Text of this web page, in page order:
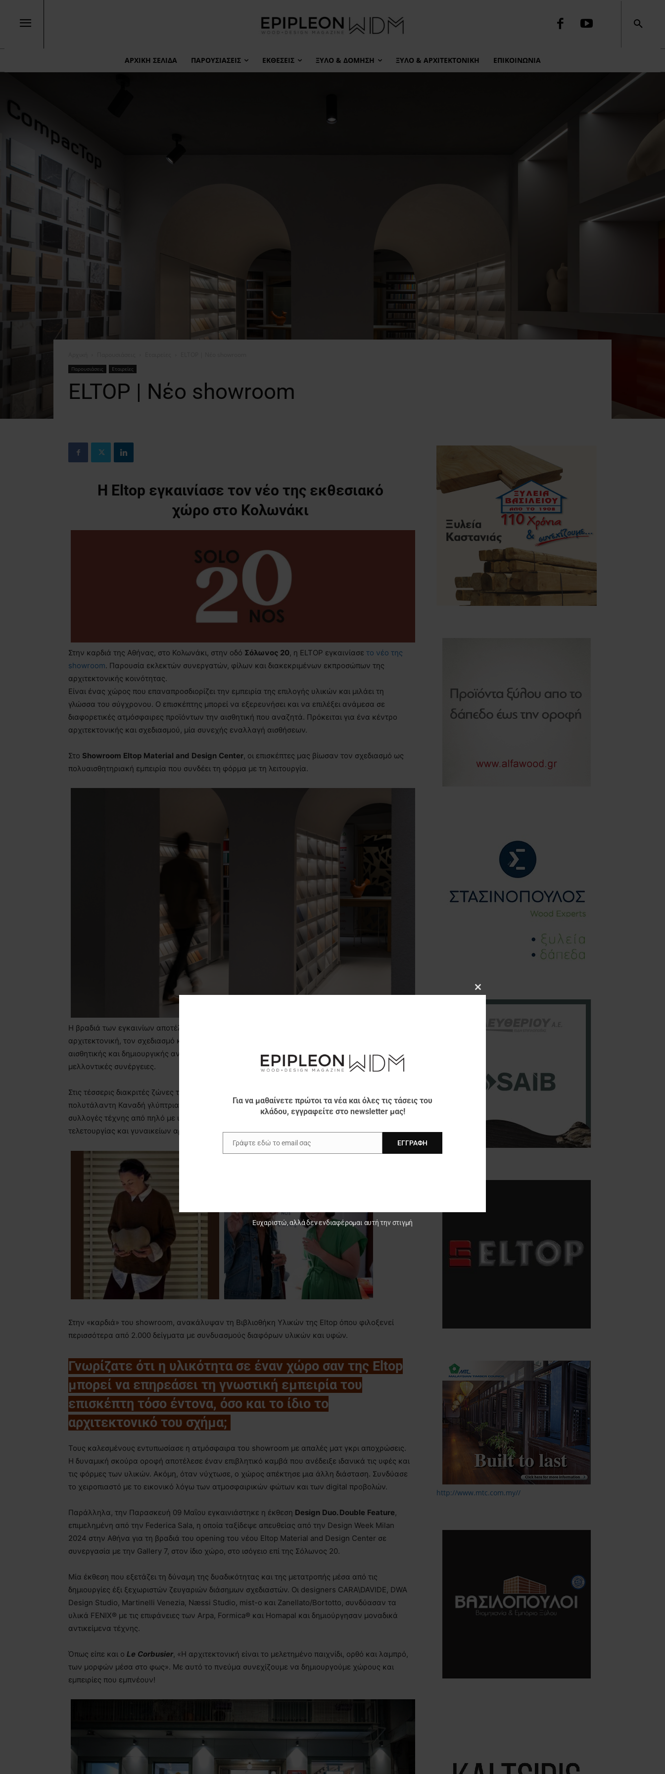
ΑΡΧΙΚΉ ΣΕΛΊΔΑ ΠΑΡΟΥΣΙΆΣΕΙΣ ΕΚΘΈΣΕΙΣ ΞΎΛΟ & ΔΌΜΗΣΗ ΞΎΛΟ & ΑΡΧΙΤΕΚΤΟΝΙΚΉ ΕΠΙΚΟΙΝΩΝΙΑ
Παρουσιάσεις Εταιρείες
ELTOP | Νέο showroom
Η Eltop εγκαινίασε τον νέο της εκθεσιακό
χώρο στο Κολωνάκι
Στην καρδιά της Αθήνας, στο Κολωνάκι, στην οδό Σόλωνος 20, η ELTOP εγκαινίασε το νέο της
showroom. Παρουσία εκλεκτών συνεργατών, φίλων και διακεκριμένων εκπροσώπων της
αρχιτεκτονικής κοινότητας.
Είναι ένας χώρος που επαναπροσδιορίζει την εμπειρία της επιλογής υλικών και μιλάει τη
γλώσσα του σύγχρονου. Ο επισκέπτης μπορεί να εξερευνήσει και να επιλέξει ανάμεσα σε
διαφορετικές ατμόσφαιρες προϊόντων την αισθητική που αναζητά. Πρόκειται για ένα κέντρο
αρχιτεκτονικής και σχεδιασμού, μία συνεχής εναλλαγή αισθήσεων.
Στο Showroom Eltop Material and Design Center, οι επισκέπτες μας βίωσαν τον σχεδιασμό ως
πολυαισθητηριακή εμπειρία που συνδέει τη φόρμα με τη λειτουργία.
Η βραδιά των εγκαινίων αποτέλεσε σημείο συνάντησης ανθρώπων με κοινό πάθος για την
αρχιτεκτονική, τον σχεδιασμό και τα καινοτόμα υλικά. Μέσα σε ένα περιβάλλον υψηλής
αισθητικής και δημιουργικής ανταλλαγής ιδεών, οι παρευρισκόμενοι όρισαν τις προϋποθέσεις για
μελλοντικές συνέργειες.
Στις τέσσερις διακριτές ζώνες του χώρου, οι επισκέπτες θαύμασαν πρώτα τον Icon Wall. Η
πολυτάλαντη Καναδή γλύπτρια
Patricia Bellπαρουσίασε επιμελημένες εποχιακές
συλλογές τέχνης από πηλό με υφάσματα και οργανικά στοιχεία με θέματα ταυτότητας,
τελετουργίας και γυναικείων αρχετύπων – μούσες, ηρωίδες και ιστορικές μορφές.
Στην «καρδιά» του showroom, ανακάλυψαν τη Βιβλιοθήκη Υλικών της Eltop όπου φιλοξενεί
περισσότερα από 2.000 δείγματα με συνδυασμούς διαφόρων υλικών και υφών.
Γνωρίζατε ότι η υλικότητα σε έναν χώρο σαν της Eltop
μπορεί να επηρεάσει τη γνωστική εμπειρία του
επισκέπτη τόσο έντονα, όσο και το ίδιο το
αρχιτεκτονικό του σχήμα;
Τους καλεσμένους εντυπωσίασε η ατμόσφαιρα του showroom με απαλές ματ γκρι αποχρώσεις.
Η δυναμική σκούρα οροφή αποτέλεσε έναν επιβλητικό καμβά που ανέδειξε ιδανικά τις υφές και
τις φόρμες των υλικών. Ακόμη, όταν νύχτωσε, ο χώρος απέκτησε μια άλλη διάσταση. Συνδύασε
το χειροπιαστό με το εικονικό λόγω των ατμοσφαιρικών φώτων και των digital προβολών.
Παράλληλα, την Παρασκευή 09 Μαΐου εγκαινιάστηκε η έκθεση Design Duo. Double Feature,
επιμελημένη από την Federica Sala, η οποία ταξίδεψε απευθείας από την Design Week Milan
2024 στην Αθήνα για τη βραδιά του opening του νέου Eltop Material and Design Center σε
συνεργασία με την Gallery 7, στον ίδιο χώρο, στο ισόγειο επί της Σόλωνος 20.
Μία έκθεση που εξετάζει τη δύναμη της δυαδικότητας και της μετατροπής μέσα από τις
δημιουργίες έξι ξεχωριστών ζευγαριών διάσημων σχεδιαστών. Οι designers CARA\DAVIDE, DWA
Design Studio, Martinelli Venezia, Næssi Studio, mist-o και Zanellato/Bortotto, συνδύασαν τα
υλικά FENIX® με τις επιφάνειες των Arpa, Formica® και Homapal και δημιούργησαν μοναδικά
αντικείμενα τέχνης.
Όπως είπε και ο Le Corbusier, «Η αρχιτεκτονική είναι το μελετημένο παιχνίδι, ορθό και λαμπρό,
των μορφών μέσα στο φως». Με αυτό το πνεύμα συνεχίζουμε να δημιουργούμε χώρους και
εμπειρίες που εμπνέουν!
http://www.mtc.com.my//
Close
this
Για να μαθαίνετε πρώτοι τα νέα και όλες τις τάσεις του
κλάδου, εγγραφείτε στο newsletter μας!
Email
Γράψτε εδώ το email σας ΕΓΓΡΑΦΉ
Ευχαριστώ, αλλά δεν ενδιαφέρομαι αυτή την στιγμή